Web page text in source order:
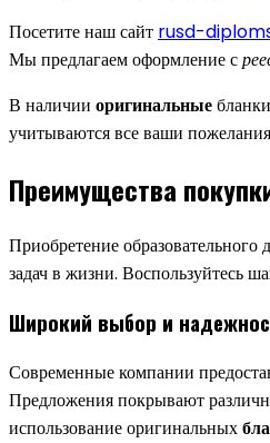
Посетите наш сайт rusd-
Мы предлагаем оформление с
В наличии оригинальные
учитываются все ваши
Преимущества
Приобретение
задач в жизни. Воспользуйтесь
Широкий выбор и
Современные компании
Предложения покрывают
использование оригинальных